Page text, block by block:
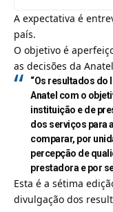
A expectativa é
país.
O objetivo é
as decisões da
“Os resultados do
Anatel com o
instituição e de
dos serviços para
comparar, por
percepção de
prestadora e por
Esta é a sétima
divulgação dos